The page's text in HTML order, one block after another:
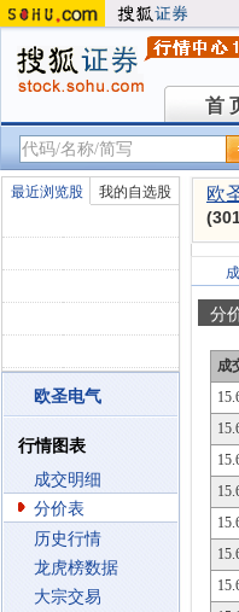
首
首
最近浏览股 我的自选股
欧圣电气
行情图表
成交明细
分价表
历史行情
龙虎榜数据
大宗交易
欧
分
成